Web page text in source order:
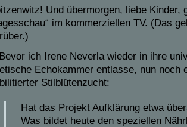
Und übermorgen, liebe Kinder,
im kommerziellen TV. (Das
Bevor ich Irene Neverla wieder in ihre
Echokammer entlasse, nun noch
Stilblütenzucht:
Hat das Projekt Aufklärung etwa
Was bildet heute den speziellen